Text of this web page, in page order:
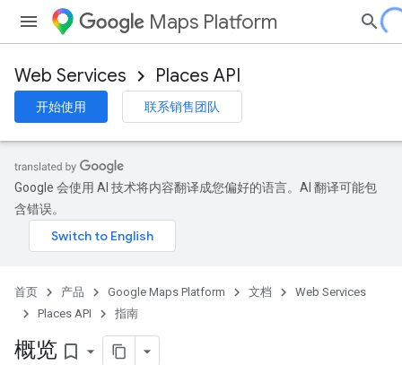
Maps Platform
Web Services Places API
开始使用 联系销售团队
Google 会使用 AI 技术将内容翻译成您偏好的语言。AI 翻译可能包
含错误。
首页 产品 Google Maps Platform 文档
Web Services
Places API
指南
概览 bookmark_border